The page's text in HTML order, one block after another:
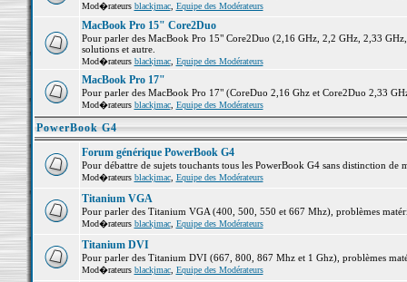
Mod�rateurs blackjmac, Equipe des Modérateurs
MacBook Pro 15" Core2Duo
Pour parler des MacBook Pro 15" Core2Duo (2,16 GHz, 2,2 GHz, 2,33
solutions et autre.
Mod�rateurs blackjmac, Equipe des Modérateurs
MacBook Pro 17"
Pour parler des MacBook Pro 17" (CoreDuo 2,16 Ghz et Core2Duo 2,33
Mod�rateurs blackjmac, Equipe des Modérateurs
PowerBook G4
Forum générique PowerBook G4
Pour débattre de sujets touchants tous les PowerBook G4 sans distinction de
Mod�rateurs blackjmac, Equipe des Modérateurs
Titanium VGA
Pour parler des Titanium VGA (400, 500, 550 et 667 Mhz), problèmes
Mod�rateurs blackjmac, Equipe des Modérateurs
Titanium DVI
Pour parler des Titanium DVI (667, 800, 867 Mhz et 1 Ghz), problèmes
Mod�rateurs blackjmac, Equipe des Modérateurs